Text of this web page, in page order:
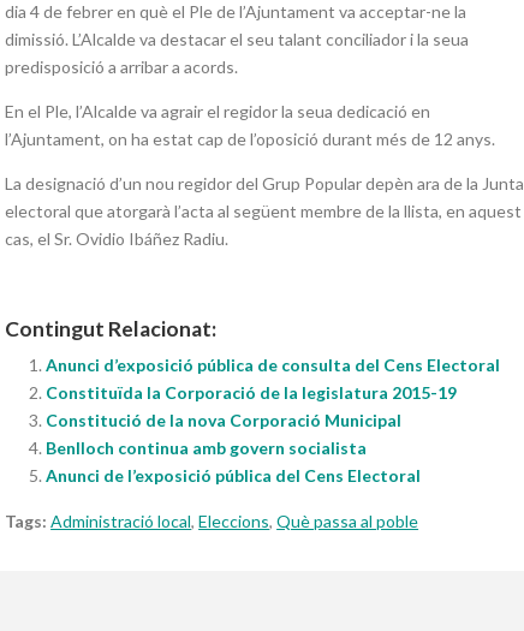
dia 4 de febrer en què el Ple de l’Ajuntament va acceptar-ne la
dimissió. L’Alcalde va destacar el seu talant conciliador i la seua
predisposició a arribar a acords.
En el Ple, l’Alcalde va agrair el regidor la seua dedicació en
l’Ajuntament, on ha estat cap de l’oposició durant més de 12 anys.
La designació d’un nou regidor del Grup Popular depèn ara de la Junta
electoral que atorgarà l’acta al següent membre de la llista, en aquest
cas, el Sr. Ovidio Ibáñez Radiu.
Contingut Relacionat:
Anunci d’exposició pública de consulta del Cens Electoral
Constituïda la Corporació de la legislatura 2015-19
Constitució de la nova Corporació Municipal
Benlloch continua amb govern socialista
Anunci de l’exposició pública del Cens Electoral
Tags: Administració local,Eleccions,Què passa al poble